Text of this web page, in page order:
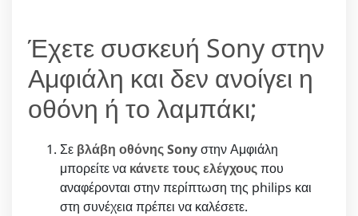
Έχετε συσκευή Sony στην
Αμφιάλη και δεν ανοίγει η
οθόνη ή το λαμπάκι;
Σε βλάβη οθόνης Sonyστην Αμφιάλη
μπορείτε να κάνετε τους ελέγχουςπου
αναφέρονται στην περίπτωση της philips και
στη συνέχεια πρέπει να καλέσετε.